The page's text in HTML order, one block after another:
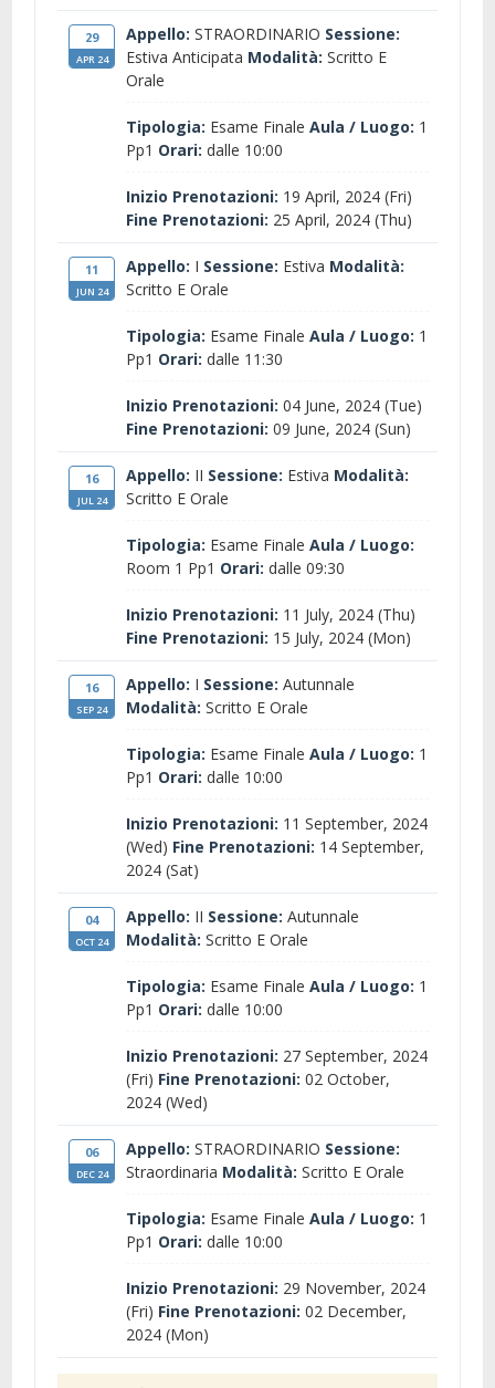
29
APR 24
Appello: STRAORDINARIO Sessione:
Estiva Anticipata Modalità: Scritto E
Orale
Tipologia: Esame Finale Aula / Luogo: 1
Pp1 Orari: dalle 10:00
Inizio Prenotazioni: 19 April, 2024 (Fri)
Fine Prenotazioni: 25 April, 2024 (Thu)
11
JUN 24
Appello: I Sessione: Estiva Modalità:
Scritto E Orale
Tipologia: Esame Finale Aula / Luogo: 1
Pp1 Orari: dalle 11:30
Inizio Prenotazioni: 04 June, 2024 (Tue)
Fine Prenotazioni: 09 June, 2024 (Sun)
16
JUL 24
Appello: II Sessione: Estiva Modalità:
Scritto E Orale
Tipologia: Esame Finale Aula / Luogo:
Room 1 Pp1 Orari: dalle 09:30
Inizio Prenotazioni: 11 July, 2024 (Thu)
Fine Prenotazioni: 15 July, 2024 (Mon)
16
SEP 24
Appello: I Sessione: Autunnale
Modalità: Scritto E Orale
Tipologia: Esame Finale Aula / Luogo: 1
Pp1 Orari: dalle 10:00
Inizio Prenotazioni: 11 September, 2024
(Wed) Fine Prenotazioni: 14 September,
2024 (Sat)
04
OCT 24
Appello: II Sessione: Autunnale
Modalità: Scritto E Orale
Tipologia: Esame Finale Aula / Luogo: 1
Pp1 Orari: dalle 10:00
Inizio Prenotazioni: 27 September, 2024
(Fri) Fine Prenotazioni: 02 October,
2024 (Wed)
06
DEC 24
Appello: STRAORDINARIO Sessione:
Straordinaria Modalità: Scritto E Orale
Tipologia: Esame Finale Aula / Luogo: 1
Pp1 Orari: dalle 10:00
Inizio Prenotazioni: 29 November, 2024
(Fri) Fine Prenotazioni: 02 December,
2024 (Mon)